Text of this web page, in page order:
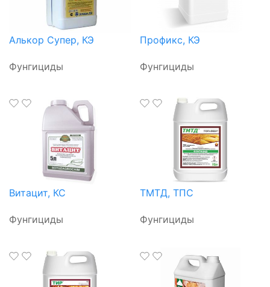
Алькор Супер, КЭ
Фунгициды
Профикс, КЭ
Фунгициды
Витацит, КС
Фунгициды
ТМТД, ТПС
Фунгициды